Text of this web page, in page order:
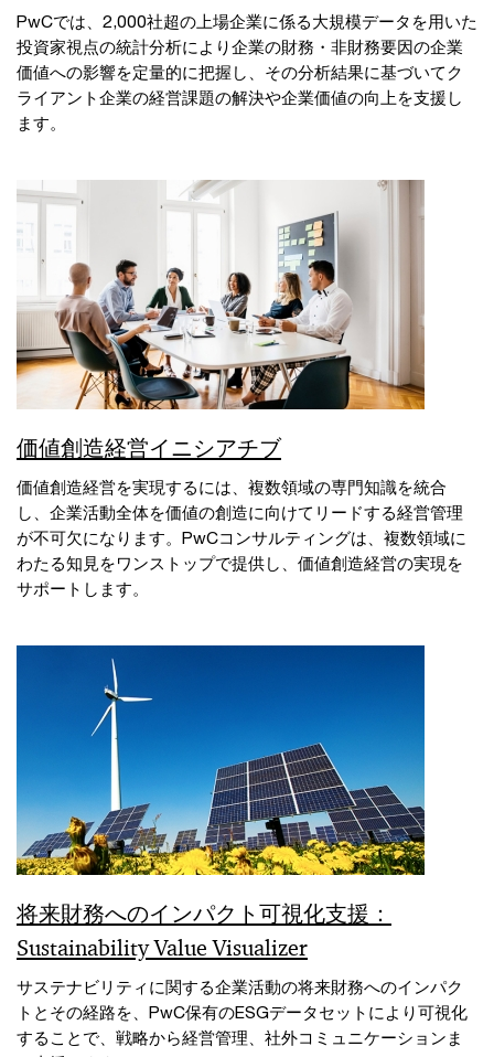
PwCでは、2,000社超の上場企業に係る大規模データを用いた
投資家視点の統計分析により企業の財務・非財務要因の企業
価値への影響を定量的に把握し、その分析結果に基づいてク
ライアント企業の経営課題の解決や企業価値の向上を支援し
ます。
価値創造経営イニシアチブ
価値創造経営を実現するには、複数領域の専門知識を統合
し、企業活動全体を価値の創造に向けてリードする経営管理
が不可欠になります。PwCコンサルティングは、複数領域に
わたる知見をワンストップで提供し、価値創造経営の実現を
サポートします。
将来財務へのインパクト可視化支援：
Sustainability Value Visualizer
サステナビリティに関する企業活動の将来財務へのインパク
トとその経路を、PwC保有のESGデータセットにより可視化
することで、戦略から経営管理、社外コミュニケーションま